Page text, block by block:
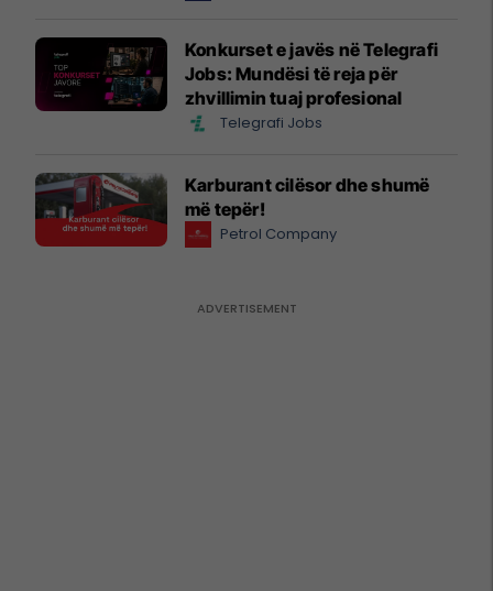
Konkurset e javës në Telegrafi
Jobs: Mundësi të reja për
zhvillimin tuaj profesional
Telegrafi Jobs
Karburant cilësor dhe shumë
më tepër!
Petrol Company